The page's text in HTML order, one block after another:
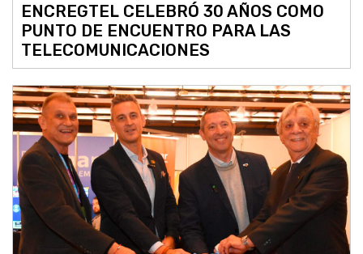
ENCREGTEL CELEBRÓ 30 AÑOS COMO
PUNTO DE ENCUENTRO PARA LAS
TELECOMUNICACIONES